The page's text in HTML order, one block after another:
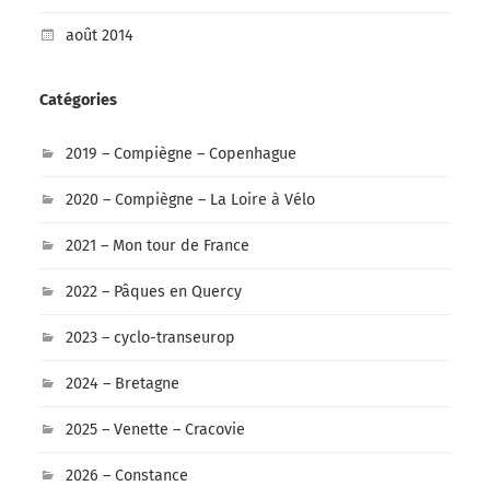
août 2014
Catégories
2019 – Compiègne – Copenhague
2020 – Compiègne – La Loire à Vélo
2021 – Mon tour de France
2022 – Pâques en Quercy
2023 – cyclo-transeurop
2024 – Bretagne
2025 – Venette – Cracovie
2026 – Constance